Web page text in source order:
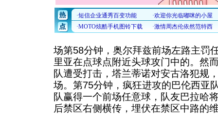
场第58分钟，奥尔拜兹前场左路主罚
里亚在点球点附近头球攻门中的。然
队遭受打击，塔兰蒂诺对安古洛犯规
场。第75分钟，疯狂进攻的巴伦西亚
队赢得一个前场任意球，队友巴拉哈
后禁区右侧横传，埋伏在禁区中路的